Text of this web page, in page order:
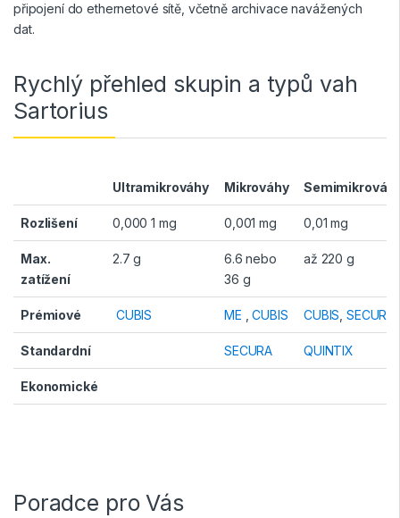
připojení do ethernetové sítě, včetně archivace navážených
dat.
Rychlý přehled skupin a typů vah
Sartorius
Ultramikrováhy Mikrováhy
Rozlišení 0,000 1 mg 0,001 mg 0,01 mg
Max.
zatížení
2.7 g
6.6 nebo
36 g
až 220 g
Prémiové CUBIS ME ,CUBIS CUBIS,SECURA
Standardní SECURA QUINTIX
Ekonomické
Poradce pro Vás